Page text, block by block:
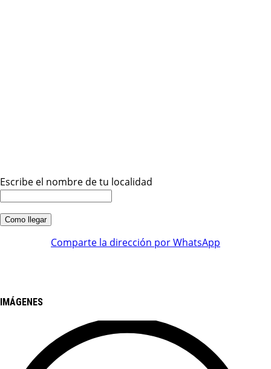
Escribe el nombre de tu localidad
Comparte la dirección por WhatsApp
IMÁGENES